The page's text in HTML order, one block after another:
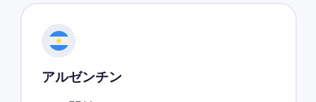
アルゼンチン